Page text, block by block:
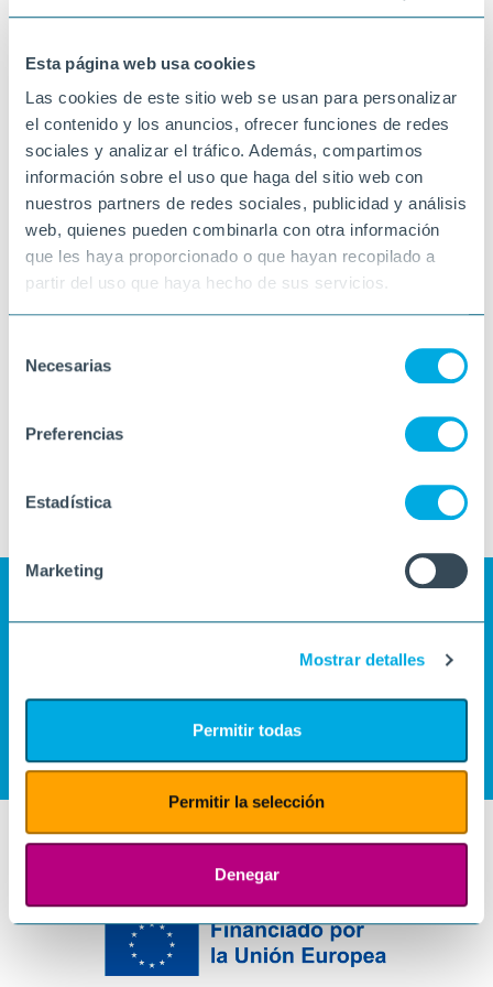
Esta página web usa cookies
Las cookies de este sitio web se usan para personalizar
el contenido y los anuncios, ofrecer funciones de redes
sociales y analizar el tráfico. Además, compartimos
información sobre el uso que haga del sitio web con
nuestros partners de redes sociales, publicidad y análisis
web, quienes pueden combinarla con otra información
que les haya proporcionado o que hayan recopilado a
partir del uso que haya hecho de sus servicios.
Necesarias
Preferencias
Estadística
Marketing
Mostrar detalles
Permitir todas
Permitir la selección
Denegar
passat 31/03/2025 a Tarragona.
L'AMPOLLA